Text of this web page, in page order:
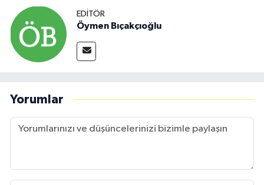
EDITÖR
Öymen Bıçakçıoğlu
Yorumlar